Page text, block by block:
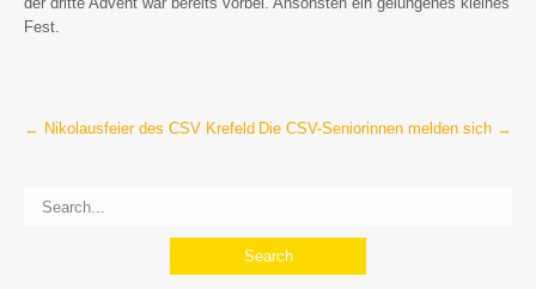
Fest.
Post
← Nikolausfeier des CSV Krefeld Die CSV-Seniorinnen melden sich →